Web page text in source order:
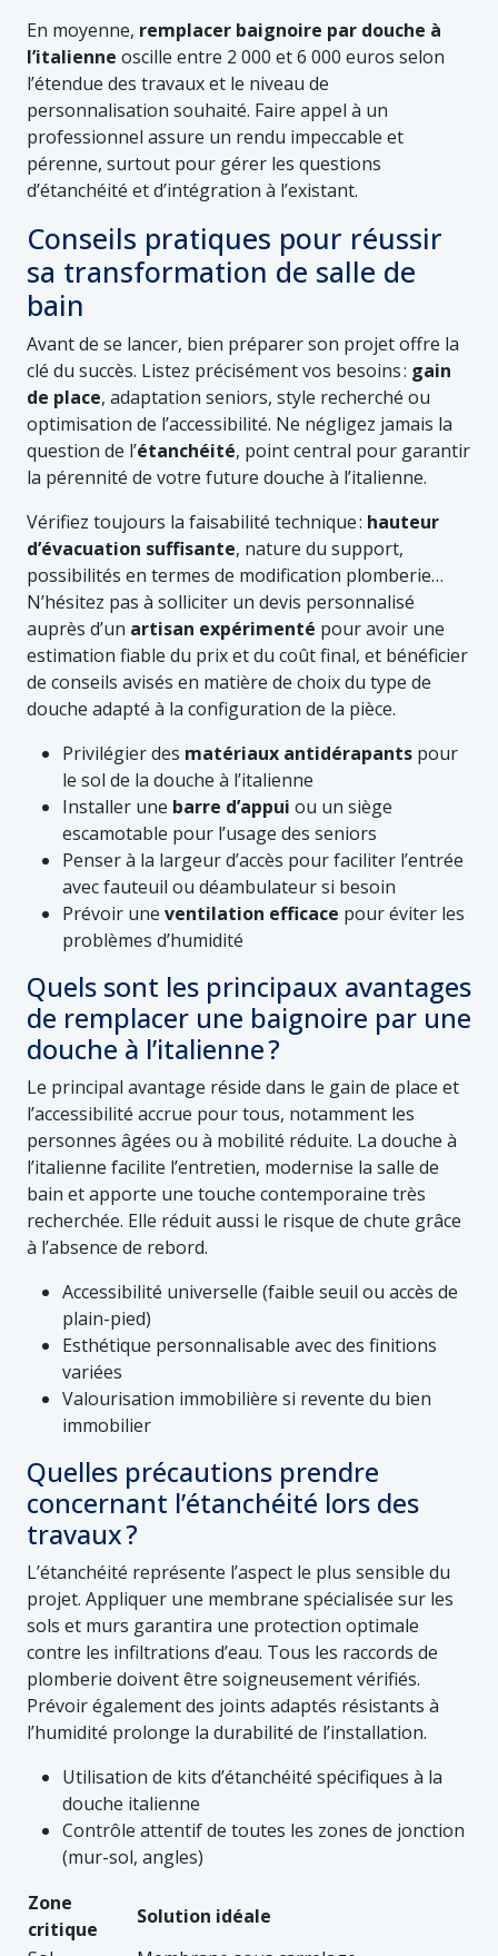
En moyenne, remplacer baignoire par douche à
l’italienne oscille entre 2 000 et 6 000 euros selon
l’étendue des travaux et le niveau de
personnalisation souhaité. Faire appel à un
professionnel assure un rendu impeccable et
pérenne, surtout pour gérer les questions
d’étanchéité et d’intégration à l’existant.
Conseils pratiques pour réussir
sa transformation de salle de
bain
Avant de se lancer, bien préparer son projet offre la
clé du succès. Listez précisément vos besoins : gain
de place, adaptation seniors, style recherché ou
optimisation de l’accessibilité. Ne négligez jamais la
question de l’étanchéité, point central pour garantir
la pérennité de votre future douche à l’italienne.
Vérifiez toujours la faisabilité technique : hauteur
d’évacuation suffisante, nature du support,
possibilités en termes de modification plomberie…
N’hésitez pas à solliciter un devis personnalisé
auprès d’un artisan expérimenté pour avoir une
estimation fiable du prix et du coût final, et bénéficier
de conseils avisés en matière de choix du type de
douche adapté à la configuration de la pièce.
Privilégier des matériaux antidérapants pour
le sol de la douche à l’italienne
Installer une barre d’appui ou un siège
escamotable pour l’usage des seniors
Penser à la largeur d’accès pour faciliter l’entrée
avec fauteuil ou déambulateur si besoin
Prévoir une ventilation efficace pour éviter les
problèmes d’humidité
Quels sont les principaux avantages
de remplacer une baignoire par une
douche à l’italienne ?
Le principal avantage réside dans le gain de place et
l’accessibilité accrue pour tous, notamment les
personnes âgées ou à mobilité réduite. La douche à
l’italienne facilite l’entretien, modernise la salle de
bain et apporte une touche contemporaine très
recherchée. Elle réduit aussi le risque de chute grâce
à l’absence de rebord.
Accessibilité universelle (faible seuil ou accès de
plain-pied)
Esthétique personnalisable avec des finitions
variées
Valourisation immobilière si revente du bien
immobilier
Quelles précautions prendre
concernant l’étanchéité lors des
travaux ?
L’étanchéité représente l’aspect le plus sensible du
projet. Appliquer une membrane spécialisée sur les
sols et murs garantira une protection optimale
contre les infiltrations d’eau. Tous les raccords de
plomberie doivent être soigneusement vérifiés.
Prévoir également des joints adaptés résistants à
l’humidité prolonge la durabilité de l’installation.
Utilisation de kits d’étanchéité spécifiques à la
douche italienne
Contrôle attentif de toutes les zones de jonction
(mur-sol, angles)
Zone
critique
Solution idéale